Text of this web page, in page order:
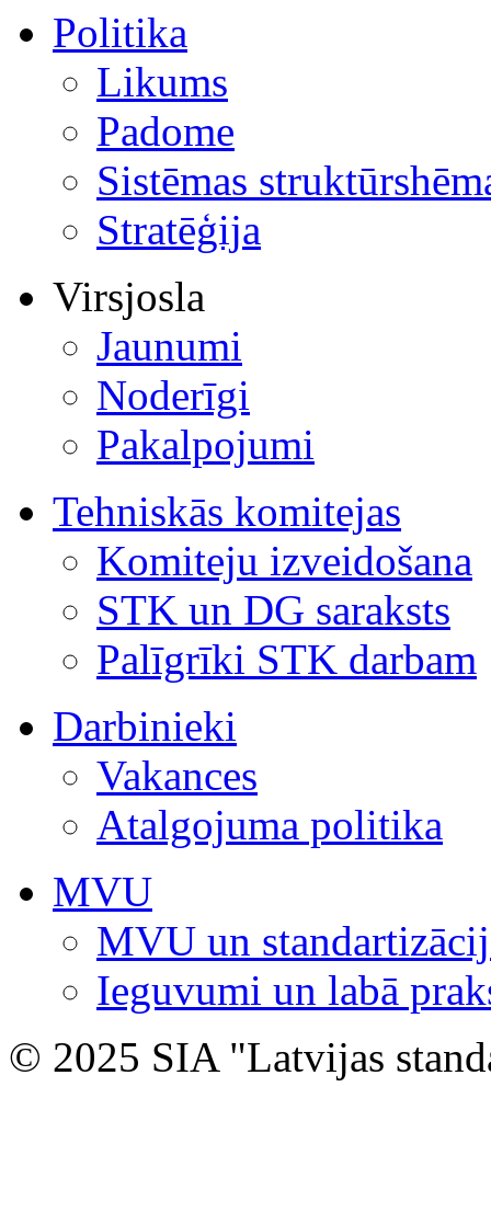
Politika
Likums
Padome
Sistēmas
Stratēģija
Virsjosla
Jaunumi
Noderīgi
Pakalpojumi
Tehniskās komitejas
Komiteju izveidošana
STK un DG saraksts
Palīgrīki STK darbam
Darbinieki
Vakances
Atalgojuma politika
MVU
MVU un
Ieguvumi un labā
© 2025 SIA "Latvijas